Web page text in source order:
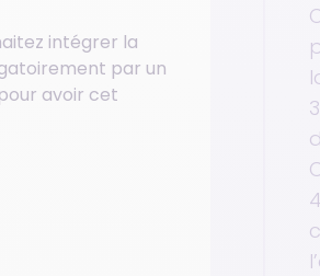
intégrer la
par un
avoir cet